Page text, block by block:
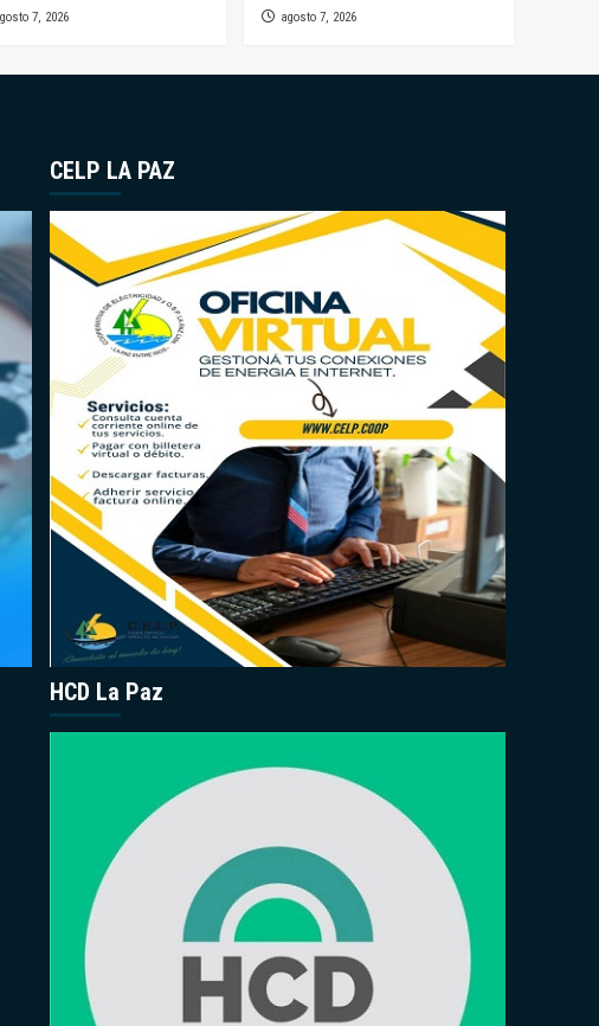
7, 2026 agosto 7, 2026
CELP LA PAZ
HCD La Paz